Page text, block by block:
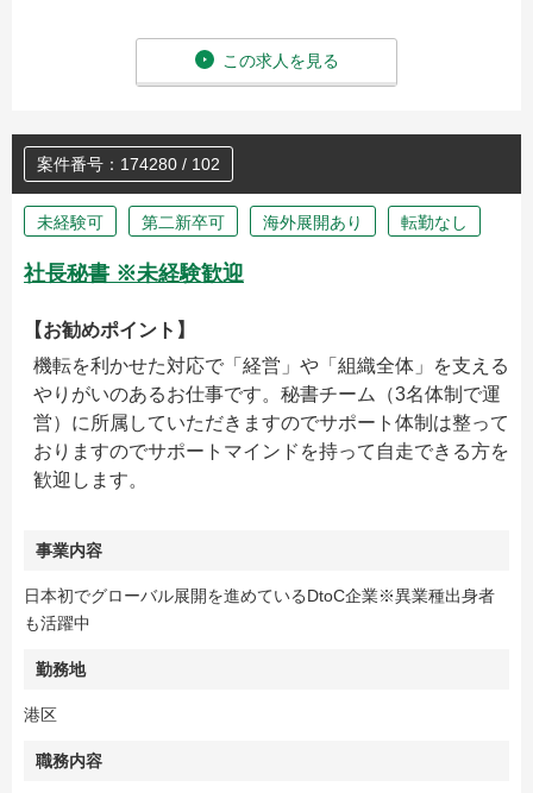
この求人を見る
案件番号：174280 / 102
未経験可 第二新卒可 海外展開あり 転勤なし
社長秘書 ※未経験歓迎
【お勧めポイント】
機転を利かせた対応で「経営」や「組織全体」を支える
やりがいのあるお仕事です。秘書チーム（3名体制で運
営）に所属していただきますのでサポート体制は整って
おりますのでサポートマインドを持って自走できる方を
歓迎します。
事業内容
日本初でグローバル展開を進めているDtoC企業※異業種出身者
も活躍中
勤務地
港区
職務内容